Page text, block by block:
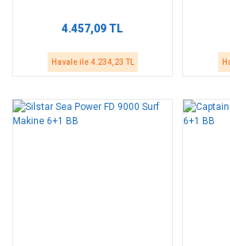
4.457,09 TL
Havale ile 4.234,23 TL